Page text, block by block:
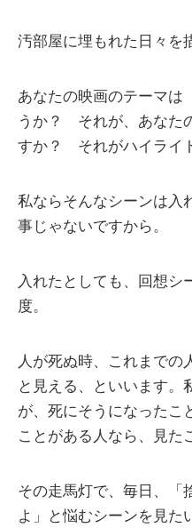
汚部屋に埋もれた日々を
あなたの映画のテーマは
うか？ それが、あなた
すか？ それがハイライ
私ならそんなシーンは入
事じゃないですから。
入れたとしても、回想シ
度。
人が死ぬ時、これまでの
と見える、といいます。
が、死にそうになったこ
ことがある人なら、見た
その走馬灯で、毎日、「
よ」と悩むシーンを見た